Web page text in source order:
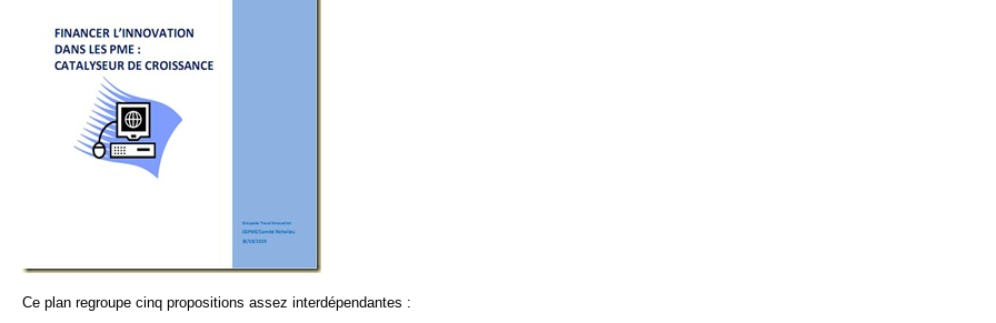
Ce plan regroupe cinq propositions assez interdépendantes :